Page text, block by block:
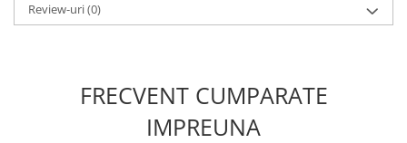
Review-uri(0)
FRECVENT CUMPARATE
IMPREUNA